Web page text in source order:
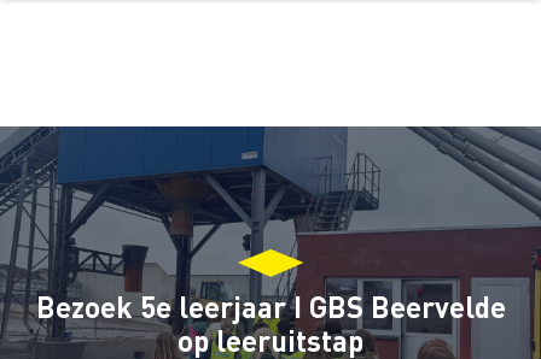
Bezoek 5e leerjaar I GBS Beervelde
op leeruitstap